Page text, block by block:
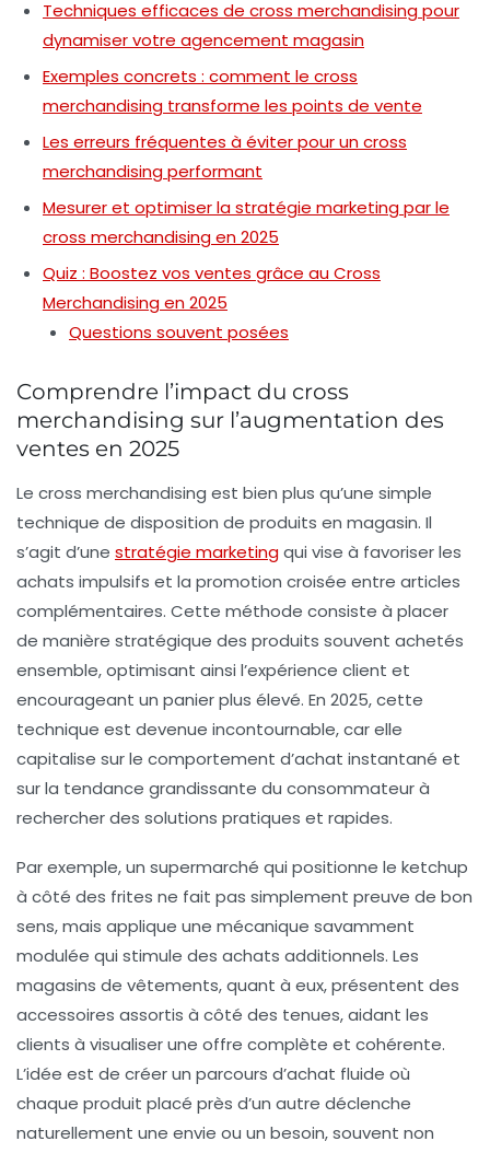
Techniques efficaces de cross merchandising pour
dynamiser votre agencement magasin
Exemples concrets : comment le cross
merchandising transforme les points de vente
Les erreurs fréquentes à éviter pour un cross
merchandising performant
Mesurer et optimiser la stratégie marketing par le
cross merchandising en 2025
Quiz : Boostez vos ventes grâce au Cross
Merchandising en 2025
Questions souvent posées
Comprendre l’impact du cross
merchandising sur l’augmentation des
ventes en 2025
Le cross merchandising est bien plus qu’une simple
technique de disposition de produits en magasin. Il
s’agit d’une stratégie marketingqui vise à favoriser les
achats impulsifs et la promotion croisée entre articles
complémentaires. Cette méthode consiste à placer
de manière stratégique des produits souvent achetés
ensemble, optimisant ainsi l’expérience client et
encourageant un panier plus élevé. En 2025, cette
technique est devenue incontournable, car elle
capitalise sur le comportement d’achat instantané et
sur la tendance grandissante du consommateur à
rechercher des solutions pratiques et rapides.
Par exemple, un supermarché qui positionne le ketchup
à côté des frites ne fait pas simplement preuve de bon
sens, mais applique une mécanique savamment
modulée qui stimule des achats additionnels. Les
magasins de vêtements, quant à eux, présentent des
accessoires assortis à côté des tenues, aidant les
clients à visualiser une offre complète et cohérente.
L’idée est de créer un parcours d’achat fluide où
chaque produit placé près d’un autre déclenche
naturellement une envie ou un besoin, souvent non